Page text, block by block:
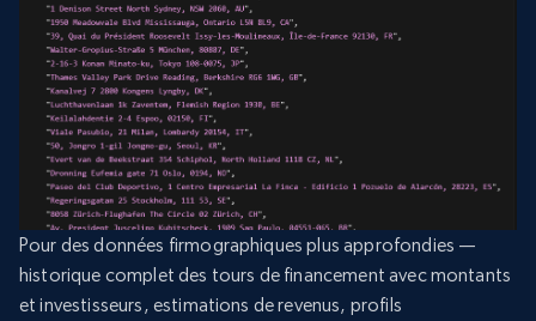
Pour des données firmographiques plus approfondies —
historique complet des tours de financement avec montants
et investisseurs, estimations de revenus, profils